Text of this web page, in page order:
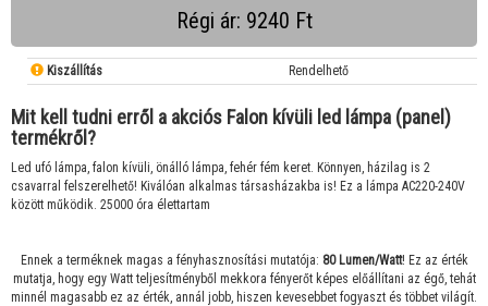
Régi ár: 9240 Ft
Kiszállítás Rendelhető
Mit kell tudni erről a akciós Falon kívüli led lámpa (panel)
termékről?
Led ufó lámpa, falon kívüli, önálló lámpa, fehér fém keret. Könnyen, házilag is 2
csavarral felszerelhető! Kiválóan alkalmas társasházakba is! Ez a lámpa AC220-240V
között működik. 25000 óra élettartam
Ennek a terméknek magas a fényhasznosítási mutatója: 80 Lumen/Watt! Ez az érték
mutatja, hogy egy Watt teljesítményből mekkora fényerőt képes előállítani az égő, tehát
minnél magasabb ez az érték, annál jobb, hiszen kevesebbet fogyaszt és többet világít.